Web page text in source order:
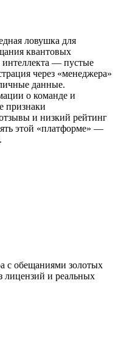
ловушка для
квантовых
интеллекта — пустые
через «менеджера»
данные.
о команде и
признаки
и низкий рейтинг
этой «платформе» —
с обещаниями золотых
лицензий и реальных